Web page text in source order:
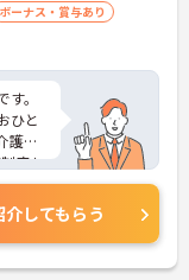
ボーナス・賞与あり
。
ひと
護系
度も
や住
勤
策ポ
でお
介してもらう